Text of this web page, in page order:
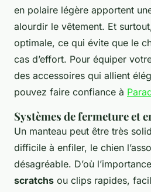
en polaire légère apportent
alourdir le vêtement. Et
optimale, ce qui évite que le
cas d’effort. Pour équiper
des accessoires qui allient
pouvez faire confiance à
Systèmes de fermeture et
Un manteau peut être très
difficile à enfiler, le chien
désagréable. D’où
scratchs ou clips rapides,